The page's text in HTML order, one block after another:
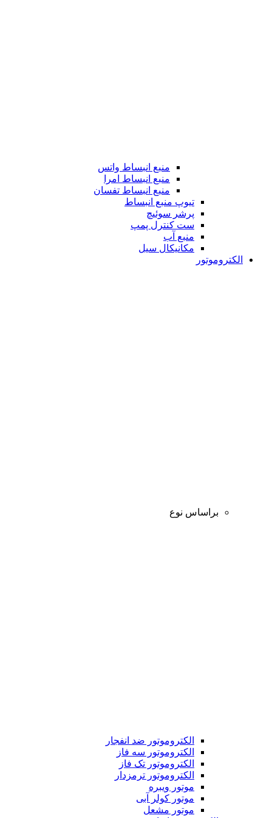
منبع انبساط واتس
منبع انبساط امرا
منبع انبساط تفسان
تیوپ منبع انبساط
پرشر سوئیچ
ست کنترل پمپ
منبع آب
مکانیکال سیل
الکتروموتور
براساس نوع
الکتروموتور ضد انفجار
الکتروموتور سه فاز
الکتروموتور تک فاز
الکتروموتور ترمزدار
موتور ویبره
موتور کولر آبی
موتور مشعل